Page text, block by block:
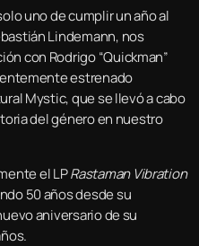
uno de cumplir un año al
Lindemann, nos
con Rodrigo “Quickman”
estrenado
Mystic, que se llevó a cabo
del género en nuestro
el LPRastaman Vibration
50 años desde su
aniversario de su